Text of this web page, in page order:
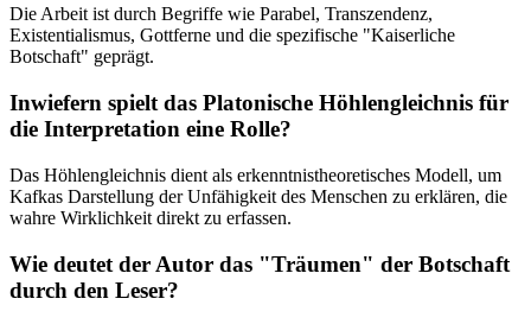
Die Arbeit ist durch Begriffe wie Parabel, Transzendenz,
Existentialismus, Gottferne und die spezifische "Kaiserliche
Botschaft" geprägt.
Inwiefern spielt das Platonische Höhlengleichnis für
die Interpretation eine Rolle?
Das Höhlengleichnis dient als erkenntnistheoretisches Modell, um
Kafkas Darstellung der Unfähigkeit des Menschen zu erklären, die
wahre Wirklichkeit direkt zu erfassen.
Wie deutet der Autor das "Träumen" der Botschaft
durch den Leser?